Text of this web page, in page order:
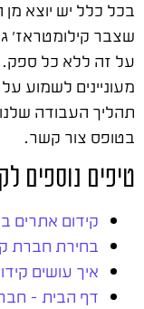
בכל כלל יש יוצא
שצבר קילומטראז'
על זה ללא כל ספק.
מעוניינים לשמוע
תהליך העבודה
בטופס צור קשר.
טיפים נוספים
קידום אתרים
בחירת חברת
איך עושים
דף הבית –